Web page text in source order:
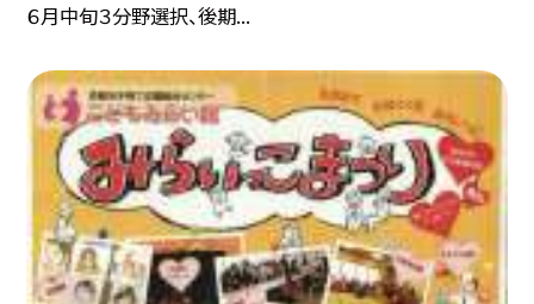
６月中旬３分野選択、後期...